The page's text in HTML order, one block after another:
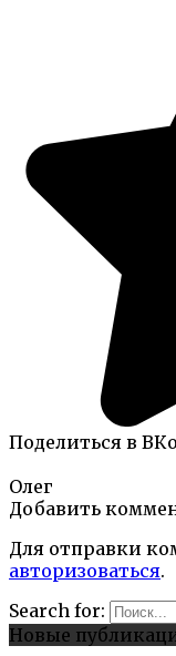
Поделиться в
Олег
Добавить
Для отправки
авторизоваться.
Search for:
Новые